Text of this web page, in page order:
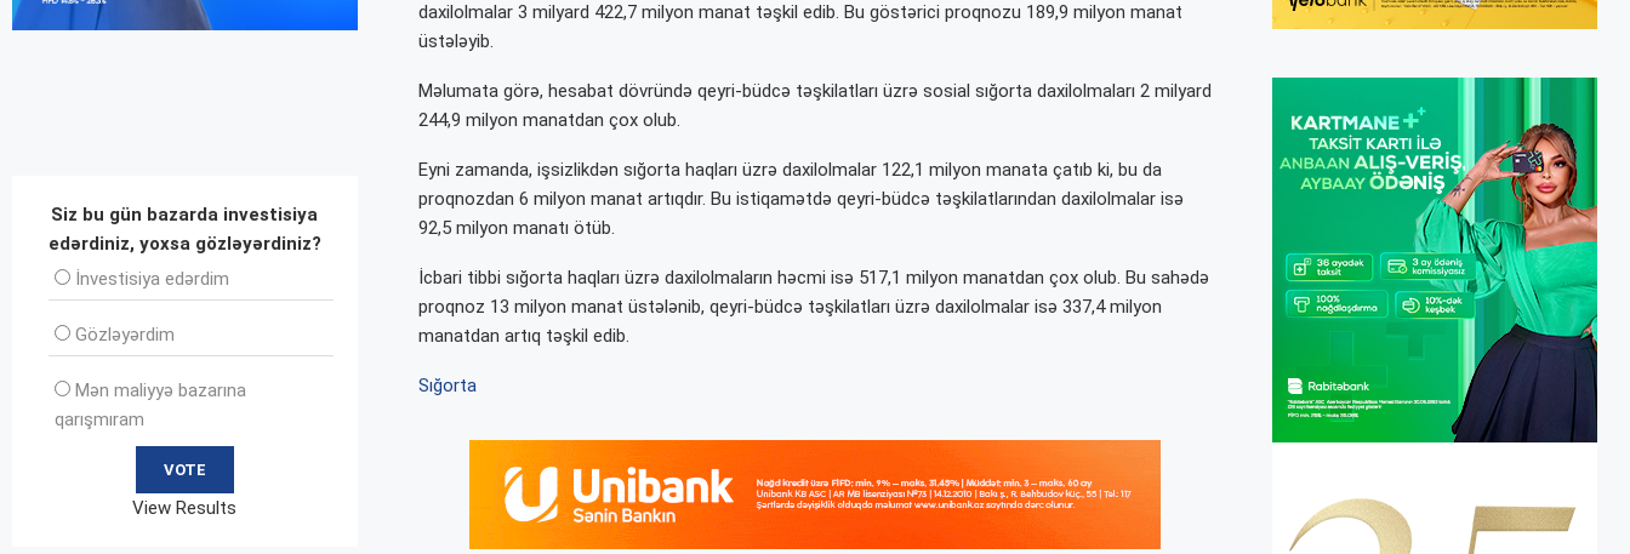
daxilolmalar 3 milyard 422,7 milyon manat təşkil edib. Bu göstərici proqnozu 189,9 milyon manat
üstələyib.
Məlumata görə, hesabat dövründə qeyri-büdcə təşkilatları üzrə sosial sığorta daxilolmaları 2 milyard
244,9 milyon manatdan çox olub.
Eyni zamanda, işsizlikdən sığorta haqları üzrə daxilolmalar 122,1 milyon manata çatıb ki, bu da
proqnozdan 6 milyon manat artıqdır. Bu istiqamətdə qeyri-büdcə təşkilatlarından daxilolmalar isə
92,5 milyon manatı ötüb.
İcbari tibbi sığorta haqları üzrə daxilolmaların həcmi isə 517,1 milyon manatdan çox olub. Bu sahədə
proqnoz 13 milyon manat üstələnib, qeyri-büdcə təşkilatları üzrə daxilolmalar isə 337,4 milyon
manatdan artıq təşkil edib.
Sığorta
Siz bu gün bazarda investisiya
edərdiniz, yoxsa gözləyərdiniz?
İnvеstisiya edərdim
Gözləyərdim
Mən maliyyə bazarına
qarışmıram
View Results